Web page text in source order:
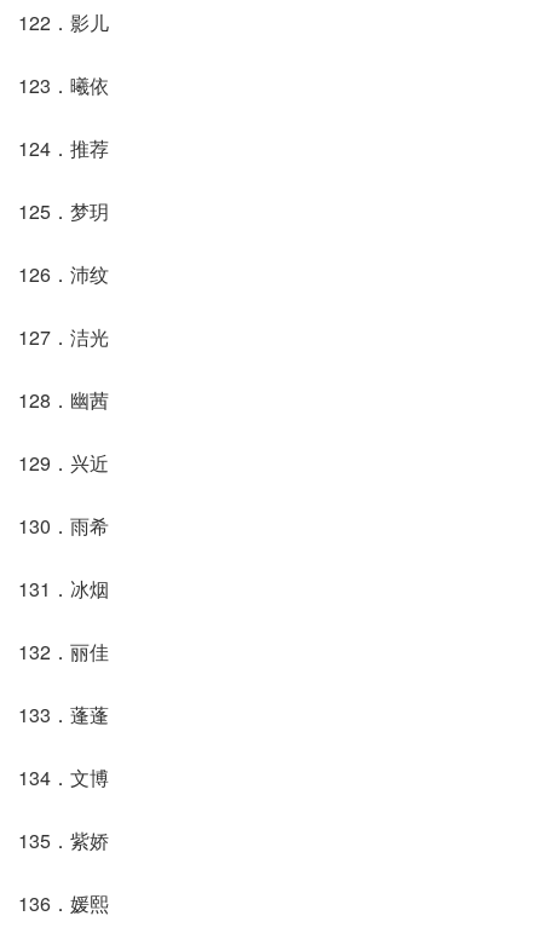
122．影儿
123．曦依
124．推荐
125．梦玥
126．沛纹
127．洁光
128．幽茜
129．兴近
130．雨希
131．冰烟
132．丽佳
133．蓬蓬
134．文博
135．紫娇
136．媛熙